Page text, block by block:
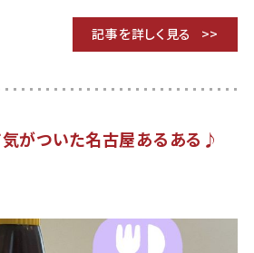
記事を詳しく見る
気がついた名古屋あるある♪